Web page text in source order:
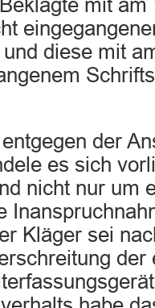
mit am
diese mit
der
es sich
nicht nur um
Kläger sei
der